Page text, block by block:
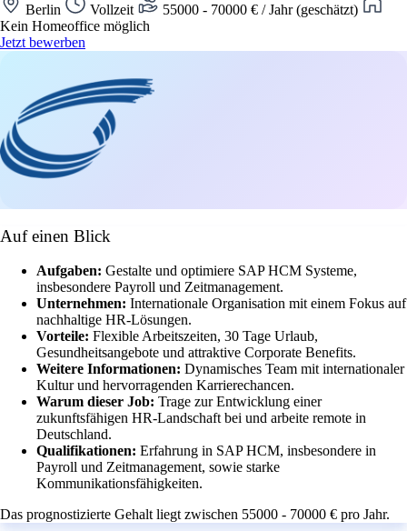
Berlin Vollzeit
55000 - 70000 € / Jahr (geschätzt)
Kein Homeoffice möglich
Jetzt bewerben
Auf einen Blick
Aufgaben: Gestalte und optimiere SAP HCM Systeme,
insbesondere Payroll und Zeitmanagement.
Unternehmen: Internationale Organisation mit einem Fokus auf
nachhaltige HR-Lösungen.
Vorteile: Flexible Arbeitszeiten, 30 Tage Urlaub,
Gesundheitsangebote und attraktive Corporate Benefits.
Weitere Informationen: Dynamisches Team mit internationaler
Kultur und hervorragenden Karrierechancen.
Warum dieser Job: Trage zur Entwicklung einer
zukunftsfähigen HR-Landschaft bei und arbeite remote in
Deutschland.
Qualifikationen: Erfahrung in SAP HCM, insbesondere in
Payroll und Zeitmanagement, sowie starke
Kommunikationsfähigkeiten.
Das prognostizierte Gehalt liegt zwischen 55000 - 70000 € pro Jahr.